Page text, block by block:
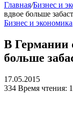
Главная/Бизнес и
вдвое больше
Бизнес и экономика
В Германии
больше
17.05.2015
334 Время чтения: